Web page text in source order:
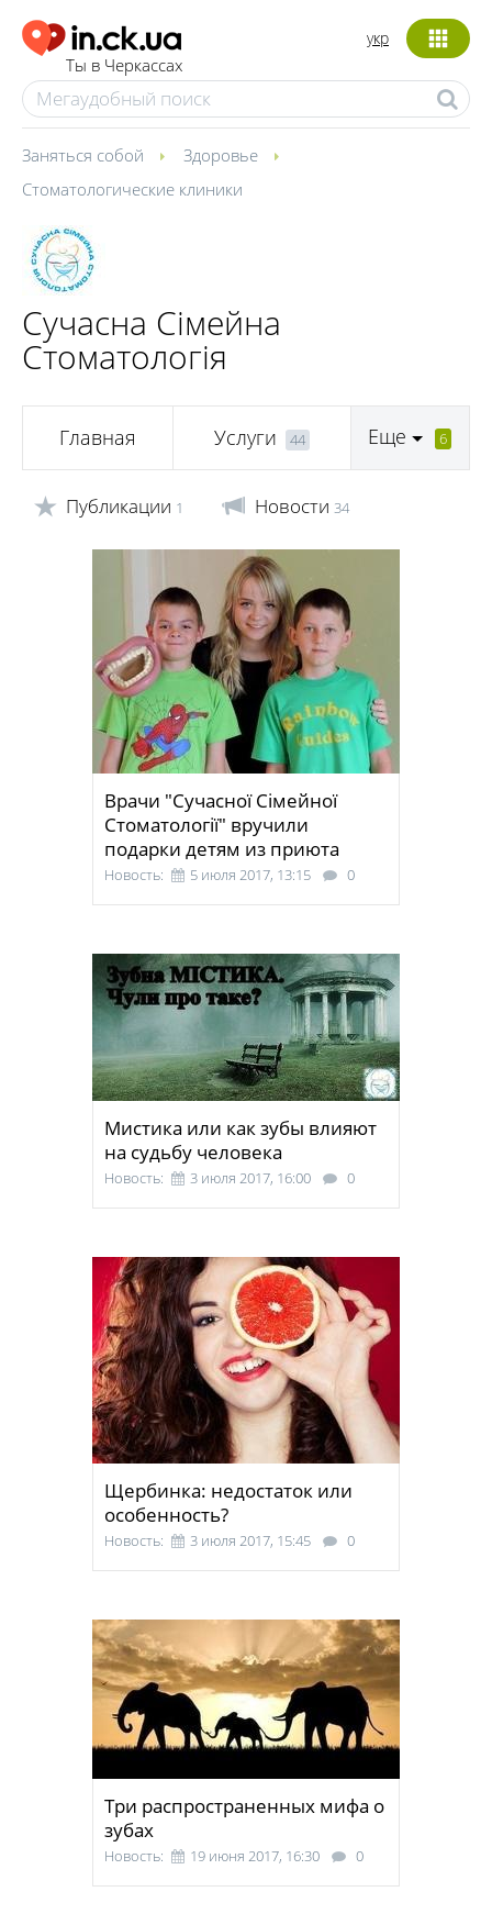
Ты в Черкассах
укр
Заняться собой
Здоровье
Стоматологические клиники
Сучасна Сімейна
Стоматологія
Главная Услуги 44 Еще 6
Публикации 1 Новости 34
Врачи "Сучасної Сімейної
Стоматології" вручили
подарки детям из приюта
Новость: 5 июля 2017, 13:15 0
Мистика или как зубы влияют
на судьбу человека
Новость: 3 июля 2017, 16:00 0
Щербинка: недостаток или
особенность?
Новость: 3 июля 2017, 15:45 0
Три распространенных мифа о
зубах
Новость: 19 июня 2017, 16:30 0